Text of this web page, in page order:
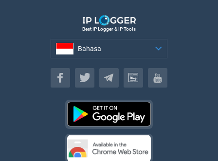
Best IP Logger & IP Tools
Bahasa
Bahasa